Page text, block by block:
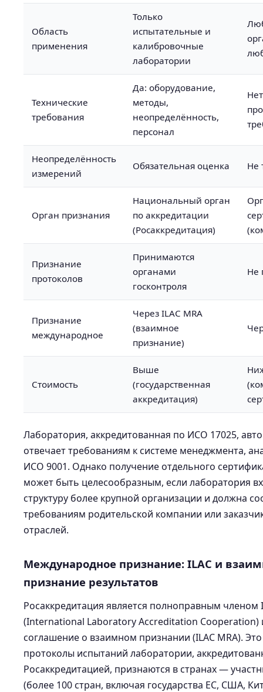
Область
применения
Только
испытательные и
калибровочные
лаборатории
Технические
требования
Да: оборудование,
методы,
неопределённость,
персонал
Неопределённость
измерений
Обязательная оценка Не
Орган признания
Национальный орган
по аккредитации
(Росаккредитация)
Признание
протоколов
Принимаются
органами
госконтроля
Не
Признание
международное
Через ILAC MRA
(взаимное
признание)
Стоимость
Выше
(государственная
аккредитация)
Лаборатория, аккредитованная по ИСО 17025,
отвечает требованиям к системе менеджмента,
ИСО 9001. Однако получение отдельного
может быть целесообразным, если лаборатория
структуру более крупной организации и должна
требованиям родительской компании или
отраслей.
Международное признание: ILAC и
признание результатов
Росаккредитация является полноправным членом
(International Laboratory Accreditation Cooperation)
соглашение о взаимном признании (ILAC MRA).
протоколы испытаний лаборатории,
Росаккредитацией, признаются в странах —
(более 100 стран, включая государства ЕС, США,